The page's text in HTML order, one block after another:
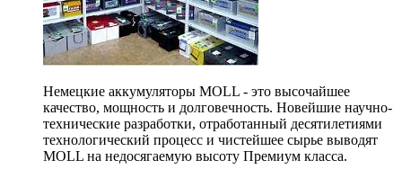
Немецкие аккумуляторы MOLL - это высочайшее
качество, мощность и долговечность. Новейшие научно-
технические разработки, отработанный десятилетиями
технологический процесс и чистейшее сырье выводят
MOLL на недосягаемую высоту Премиум класса.